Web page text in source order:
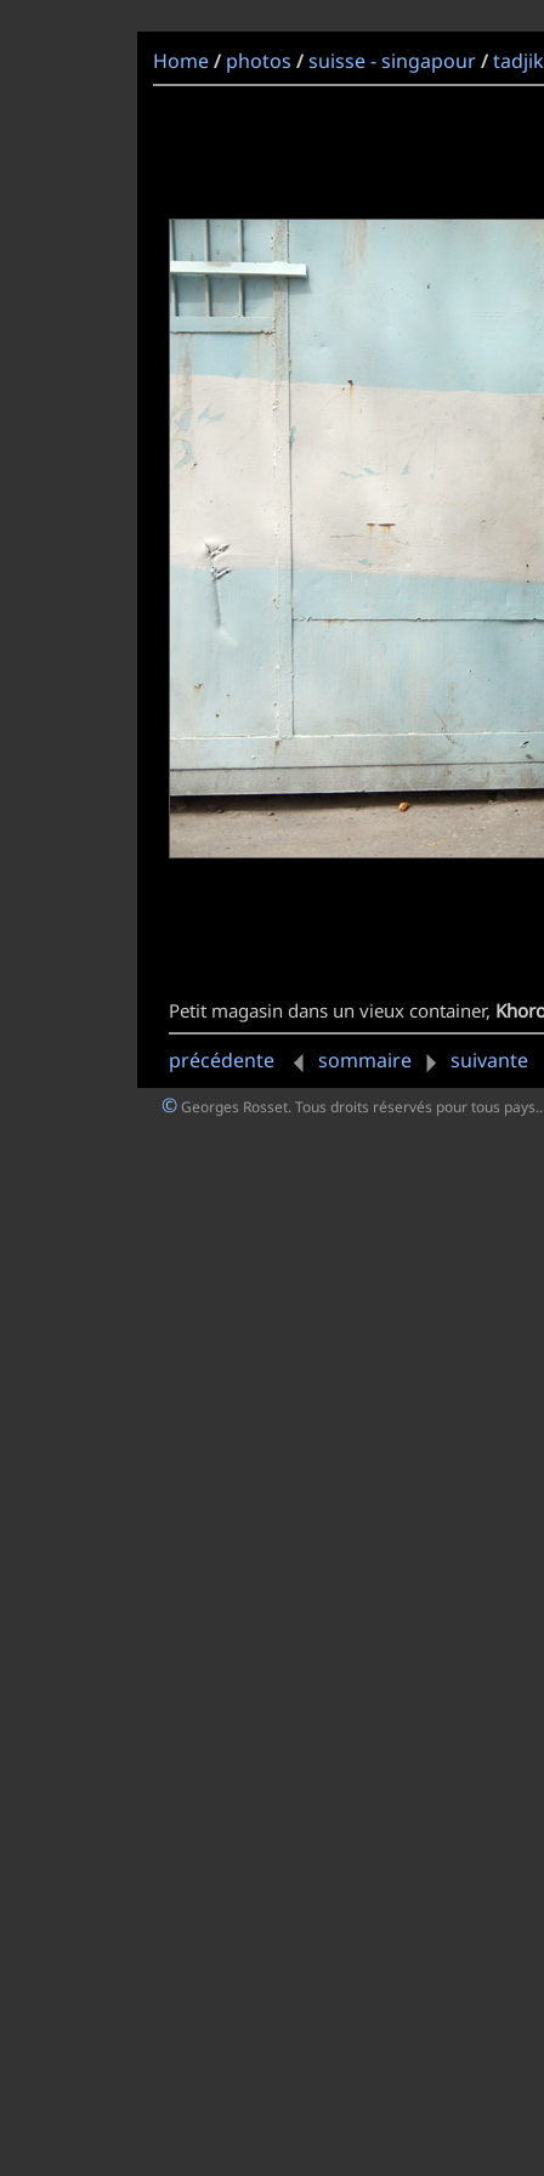
Home / photos / suisse - singapour /
Petit magasin dans un vieux container,
précédente sommaire
suivante
©Georges Rosset. Tous droits réservés pour tous pays..